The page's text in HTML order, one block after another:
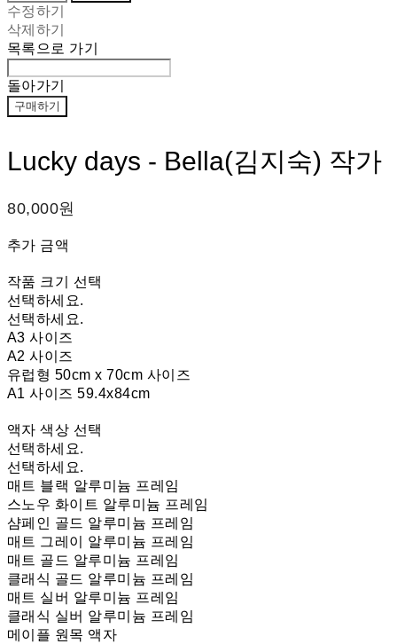
수정하기
삭제하기
목록으로 가기
돌아가기
구매하기
Lucky days - Bella(김지숙) 작가
80,000원
추가 금액
작품 크기 선택
선택하세요.
선택하세요.
A3 사이즈
A2 사이즈
유럽형 50cm x 70cm 사이즈
A1 사이즈 59.4x84cm
액자 색상 선택
선택하세요.
선택하세요.
매트 블랙 알루미늄 프레임
스노우 화이트 알루미늄 프레임
샴페인 골드 알루미늄 프레임
매트 그레이 알루미늄 프레임
매트 골드 알루미늄 프레임
클래식 골드 알루미늄 프레임
매트 실버 알루미늄 프레임
클래식 실버 알루미늄 프레임
메이플 원목 액자